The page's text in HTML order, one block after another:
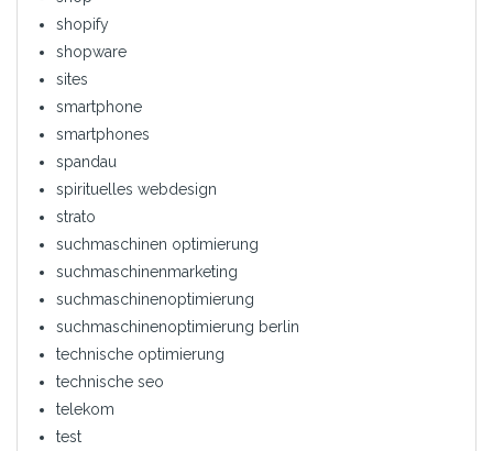
shopify
shopware
sites
smartphone
smartphones
spandau
spirituelles webdesign
strato
suchmaschinen optimierung
suchmaschinenmarketing
suchmaschinenoptimierung
suchmaschinenoptimierung berlin
technische optimierung
technische seo
telekom
test